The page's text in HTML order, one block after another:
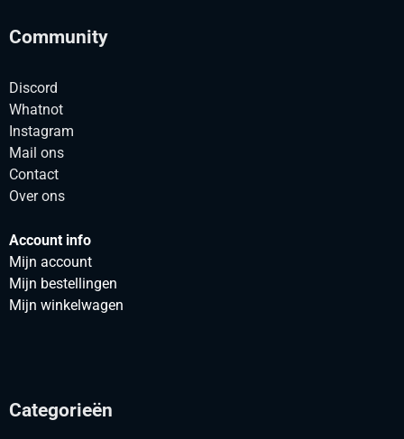
Community
Discord
Whatnot
Instagram
Mail ons
Contact
Over ons
Account info
Mijn account
Mijn bestellingen
Mijn winkelwagen
Categorieën